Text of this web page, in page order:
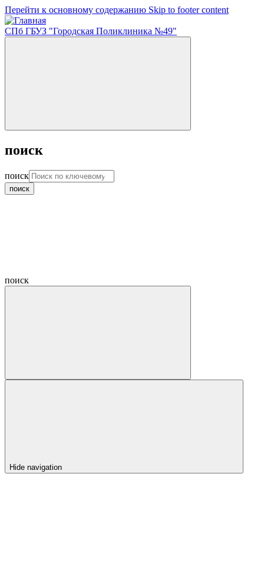
Перейти к основному содержанию Skip to footer content
СПб ГБУЗ "Городская Поликлиника №49"
поиск
поиск
поиск
Hide navigation